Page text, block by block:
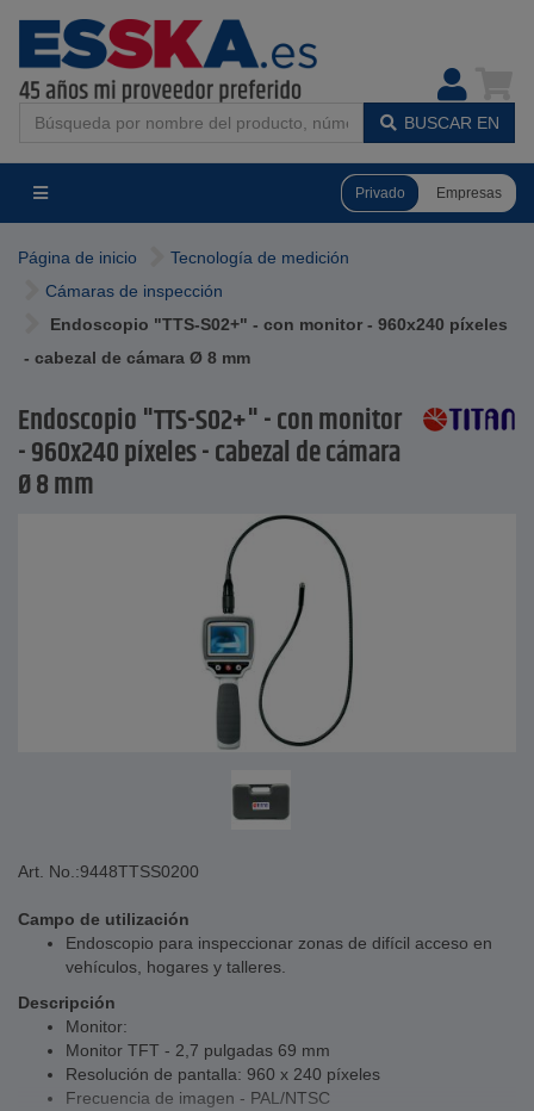
BUSCAR EN
Privado Empresas
Página de inicio
Tecnología de medición
Cámaras de inspección
Endoscopio "TTS-S02+" - con monitor - 960x240 píxeles
- cabezal de cámara Ø 8 mm
Endoscopio "TTS-S02+" - con monitor
- 960x240 píxeles - cabezal de cámara
Ø 8 mm
Art. No.:9448TTSS0200
Campo de utilización
Endoscopio para inspeccionar zonas de difícil acceso en
vehículos, hogares y talleres.
Descripción
Monitor:
Monitor TFT - 2,7 pulgadas 69 mm
Resolución de pantalla: 960 x 240 píxeles
Frecuencia de imagen - PAL/NTSC